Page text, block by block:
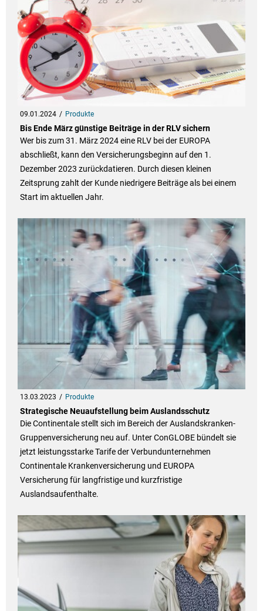
09.01.2024 Produkte
Bis Ende März günstige Beiträge in der RLV sichern
Wer bis zum 31. März 2024 eine RLV bei der EUROPA
abschließt, kann den Versicherungsbeginn auf den 1.
Dezember 2023 zurückdatieren. Durch diesen kleinen
Zeitsprung zahlt der Kunde niedrigere Beiträge als bei einem
Start im aktuellen Jahr.
13.03.2023 Produkte
Strategische Neuaufstellung beim Auslandsschutz
Die Continentale stellt sich im Bereich der Auslandskranken-
Gruppenversicherung neu auf. Unter ConGLOBE bündelt sie
jetzt leistungsstarke Tarife der Verbundunternehmen
Continentale Krankenversicherung und EUROPA
Versicherung für langfristige und kurzfristige
Auslandsaufenthalte.